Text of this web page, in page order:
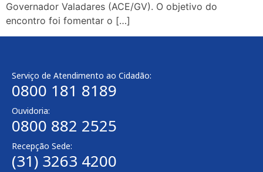
Governador Valadares (ACE/GV). O objetivo do
encontro foi fomentar o […]
Serviço de Atendimento ao Cidadão:
0800 181 8189
Ouvidoria:
0800 882 2525
Recepção Sede:
(31) 3263 4200